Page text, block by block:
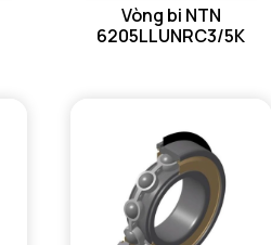
Vòng bi NTN
6205LLUNRC3/5K